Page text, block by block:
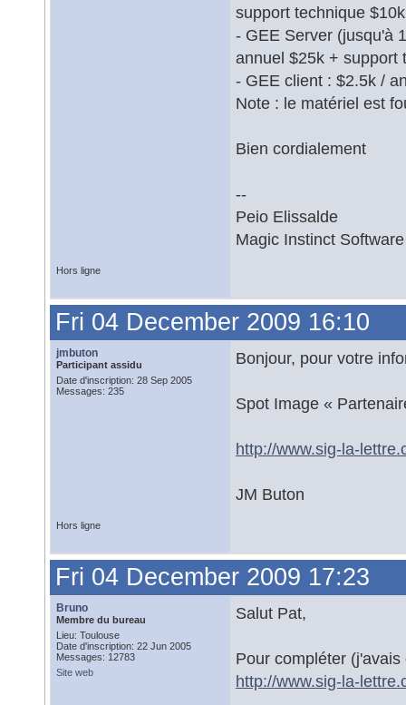
support technique $10k
- GEE Server (jusqu'à
annuel $25k + support
- GEE client : $2.5k /
Note : le matériel est
Bien cordialement
--
Peio Elissalde
Magic Instinct Software
Hors ligne
Fri 04 December 2009 16:10
jmbuton
Participant assidu
Date d'inscription: 28 Sep 2005
Messages: 235
Bonjour, pour votre
Spot Image «
http://www.sig-la-
JM Buton
Hors ligne
Fri 04 December 2009 17:23
Bruno
Membre du bureau
Lieu: Toulouse
Date d'inscription: 22 Jun 2005
Messages: 12783
Site web
Salut Pat,
Pour compléter
http://www.sig-la-